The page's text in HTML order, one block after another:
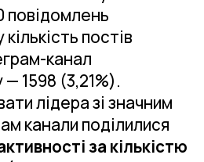
повідомлень
постів
канал
1598 (3,21%).
лідера зі значним
канали поділилися
за кількістю